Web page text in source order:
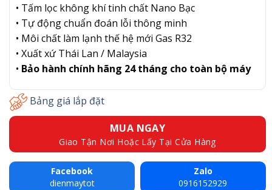
• Tấm lọc không khí tinh chất Nano Bạc
• Tự động chuẩn đoán lỗi thông minh
• Môi chất làm lạnh thế hệ mới Gas R32
• Xuất xứ Thái Lan / Malaysia
• Bảo hành chính hãng 24 tháng cho toàn bộ máy
Bảng giá lắp đặt
MUA NGAY
Giao Tận Nơi Hoặc Lấy Tại Cửa Hàng
Facebook
dienmaytot
Zalo
0916152929